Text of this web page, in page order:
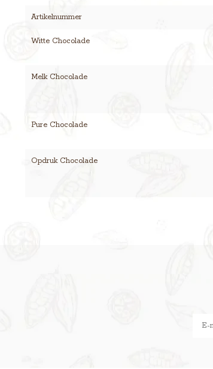
Artikelnummer
Witte Chocolade
Melk Chocolade
Pure Chocolade
Opdruk Chocolade